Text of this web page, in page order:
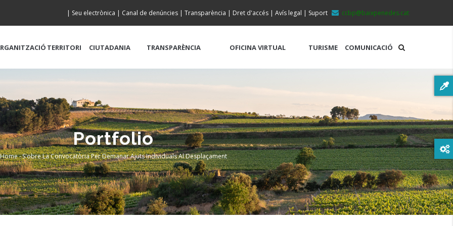
ccbp@baixpenedes.cat
| Seu electrònica | Canal de denúncies | Transparència | Dret d'accés | Avís legal | Suport
TERRITORI CIUTADANIA TRANSPARÈNCIA OFICINA VIRTUAL TURISME COMUNICACIÓ
Portfolio
Breadcrumb
Home-S'obre La Convocatòria Per Demanar Ajuts Individuals Al Desplaçament